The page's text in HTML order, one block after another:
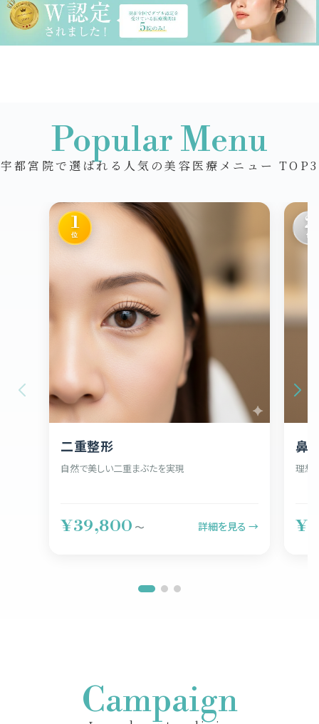
Popular Menu
宇都宮院で選ばれる人気の美容医療メニュー TOP3
1
位
二重整形
自然で美しい二重まぶたを実現
¥39,800 〜 詳細を見る →
2
位
鼻
理想
Campaign